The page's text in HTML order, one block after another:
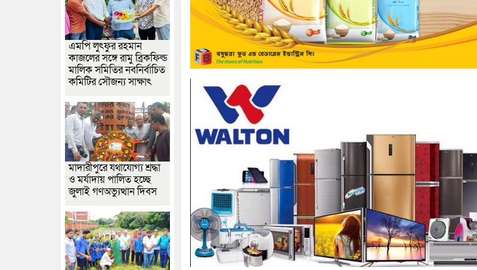
এমপি লুৎফুর রহমান
কাজলের সঙ্গে রামু ব্রিকফিল্ড
মালিক সমিতির নবনির্বাচিত
কমিটির সৌজন্য সাক্ষাৎ
মাদারীপুরে যথাযোগ্য শ্রদ্ধা
ও মর্যাদায় পালিত হচ্ছে
জুলাই গণঅভ্যুত্থান দিবস